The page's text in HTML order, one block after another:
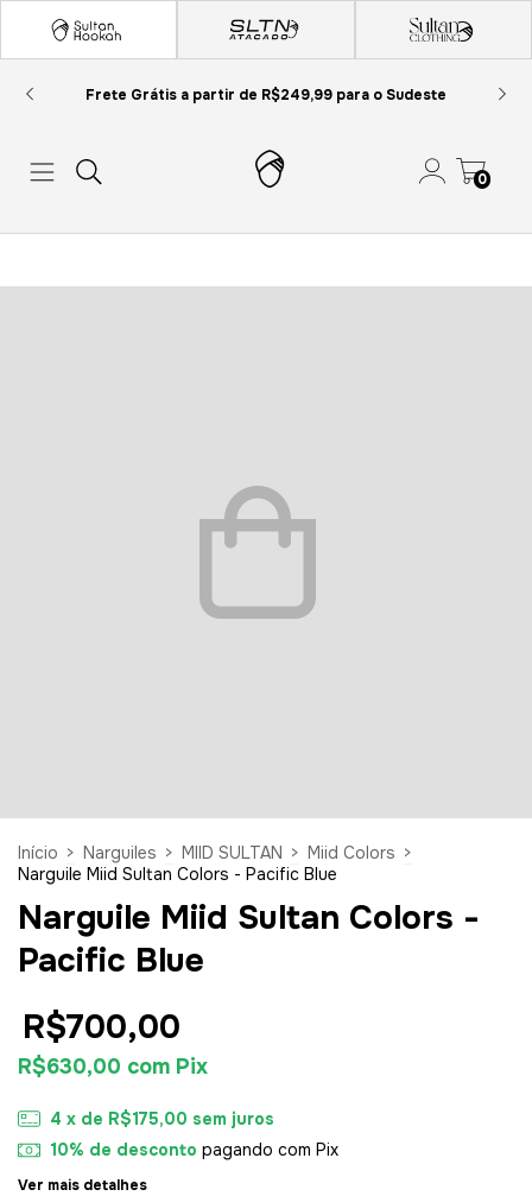
Frete Grátis a partir de R$249,99 para o Sudeste
0
Início > Narguiles > MIID SULTAN > Miid Colors >
Narguile Miid Sultan Colors - Pacific Blue
Narguile Miid Sultan Colors -
Pacific Blue
R$700,00
R$630,00 com Pix
4 x de R$175,00 sem juros
10% de desconto pagando com Pix
Ver mais detalhes